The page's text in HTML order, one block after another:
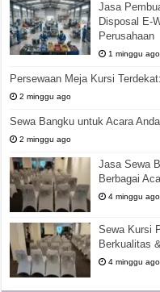
Jasa
Disposal E-
Perusahaan
1 minggu ago
Persewaan Meja Kursi
2 minggu ago
Sewa Bangku untuk Acara
2 minggu ago
Jasa Sewa
Berbagai
4 minggu ago
Sewa Kursi
Berkualitas
4 minggu ago